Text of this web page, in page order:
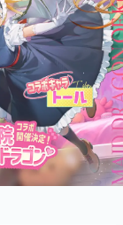
万以上！ などな